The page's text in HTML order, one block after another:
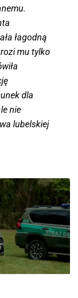
łagodną
mu tylko
dla
nie
lubelskiej